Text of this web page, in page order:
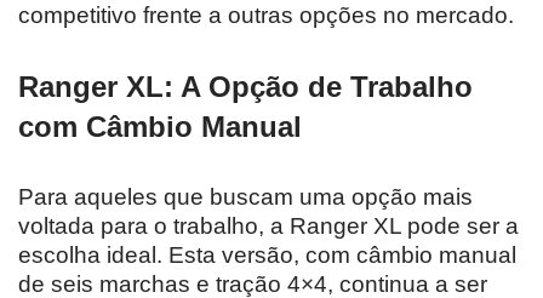
competitivo frente a outras opções no mercado.
Ranger XL: A Opção de Trabalho
com Câmbio Manual
Para aqueles que buscam uma opção mais
voltada para o trabalho, a Ranger XL pode ser a
escolha ideal. Esta versão, com câmbio manual
de seis marchas e tração 4×4, continua a ser